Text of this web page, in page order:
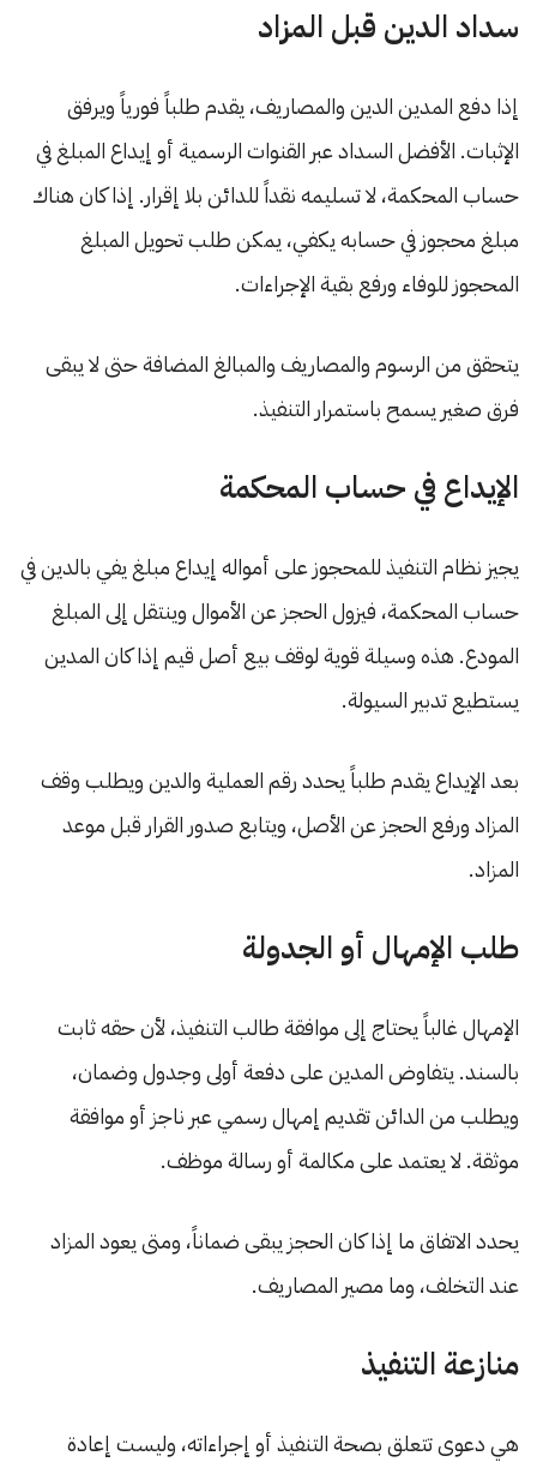
سداد الدين قبل المزاد
إذا دفع المدين الدين والمصاريف، يقدم طلباً فورياً ويرفق
الإثبات. الأفضل السداد عبر القنوات الرسمية أو إيداع المبلغ في
حساب المحكمة، لا تسليمه نقداً للدائن بلا إقرار. إذا كان هناك
مبلغ محجوز في حسابه يكفي، يمكن طلب تحويل المبلغ
المحجوز للوفاء ورفع بقية الإجراءات.
يتحقق من الرسوم والمصاريف والمبالغ المضافة حتى لا يبقى
فرق صغير يسمح باستمرار التنفيذ.
الإيداع في حساب المحكمة
يجيز نظام التنفيذ للمحجوز على أمواله إيداع مبلغ يفي بالدين في
حساب المحكمة، فيزول الحجز عن الأموال وينتقل إلى المبلغ
المودع. هذه وسيلة قوية لوقف بيع أصل قيم إذا كان المدين
يستطيع تدبير السيولة.
بعد الإيداع يقدم طلباً يحدد رقم العملية والدين ويطلب وقف
المزاد ورفع الحجز عن الأصل، ويتابع صدور القرار قبل موعد
المزاد.
طلب الإمهال أو الجدولة
الإمهال غالباً يحتاج إلى موافقة طالب التنفيذ، لأن حقه ثابت
بالسند. يتفاوض المدين على دفعة أولى وجدول وضمان،
ويطلب من الدائن تقديم إمهال رسمي عبر ناجز أو موافقة
موثقة. لا يعتمد على مكالمة أو رسالة موظف.
يحدد الاتفاق ما إذا كان الحجز يبقى ضماناً، ومتى يعود المزاد
عند التخلف، وما مصير المصاريف.
منازعة التنفيذ
هي دعوى تتعلق بصحة التنفيذ أو إجراءاته، وليست إعادة